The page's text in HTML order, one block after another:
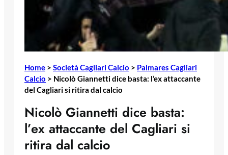
Home > Società Cagliari Calcio > Palmares Cagliari
Calcio > Nicolò Giannetti dice basta: l’ex attaccante
del Cagliari si ritira dal calcio
Nicolò Giannetti dice basta:
l’ex attaccante del Cagliari si
ritira dal calcio